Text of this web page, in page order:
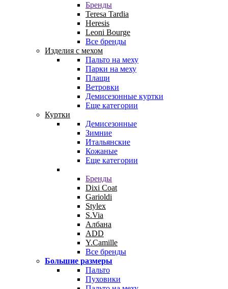
Бренды
Teresa Tardia
Heresis
Leoni Bourge
Все бренды
Изделия с мехом
Пальто на меху
Парки на меху
Плащи
Ветровки
Демисезонные куртки
Еще категории
Куртки
Демисезонные
Зимние
Итальянские
Кожаные
Еще категории
Бренды
Dixi Coat
Garioldi
Stylex
S.Via
Албана
ADD
Y.Camille
Все бренды
Большие размеры
Пальто
Пуховики